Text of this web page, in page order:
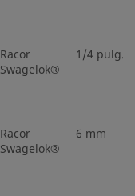
Racor
Swagelok®
1/4 pulg.
Racor
Swagelok®
6 mm